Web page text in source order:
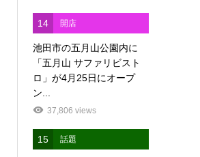
14 開店
池田市の五月山公園内に
「五月山 サファリビスト
ロ」が4月25日にオープ
ン...
37,806 views
15 話題